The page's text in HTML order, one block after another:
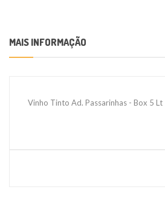
MAIS INFORMAÇÃO
Vinho Tinto Ad. Passarinhas - Box 5 Lt